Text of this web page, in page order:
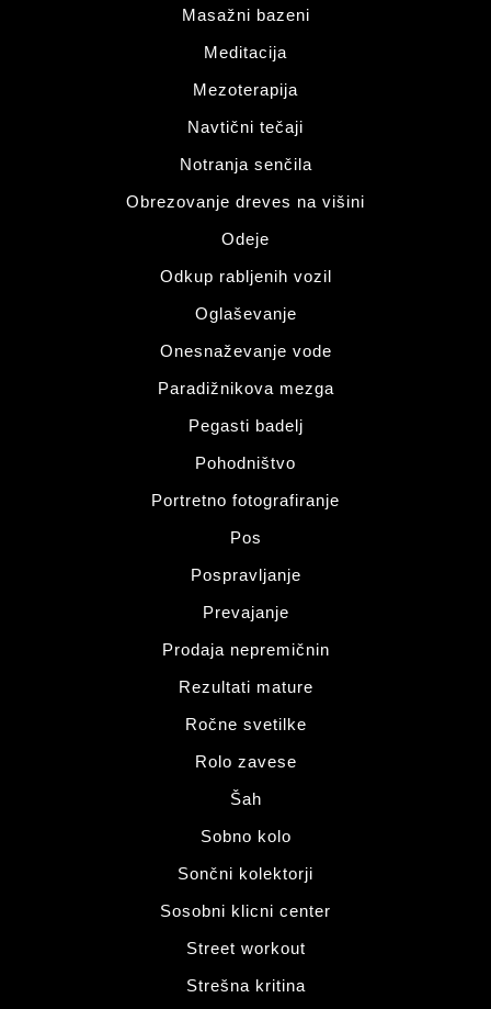
Masažni bazeni
Meditacija
Mezoterapija
Navtični tečaji
Notranja senčila
Obrezovanje dreves na višini
Odeje
Odkup rabljenih vozil
Oglaševanje
Onesnaževanje vode
Paradižnikova mezga
Pegasti badelj
Pohodništvo
Portretno fotografiranje
Pos
Pospravljanje
Prevajanje
Prodaja nepremičnin
Rezultati mature
Ročne svetilke
Rolo zavese
Šah
Sobno kolo
Sončni kolektorji
Sosobni klicni center
Street workout
Strešna kritina